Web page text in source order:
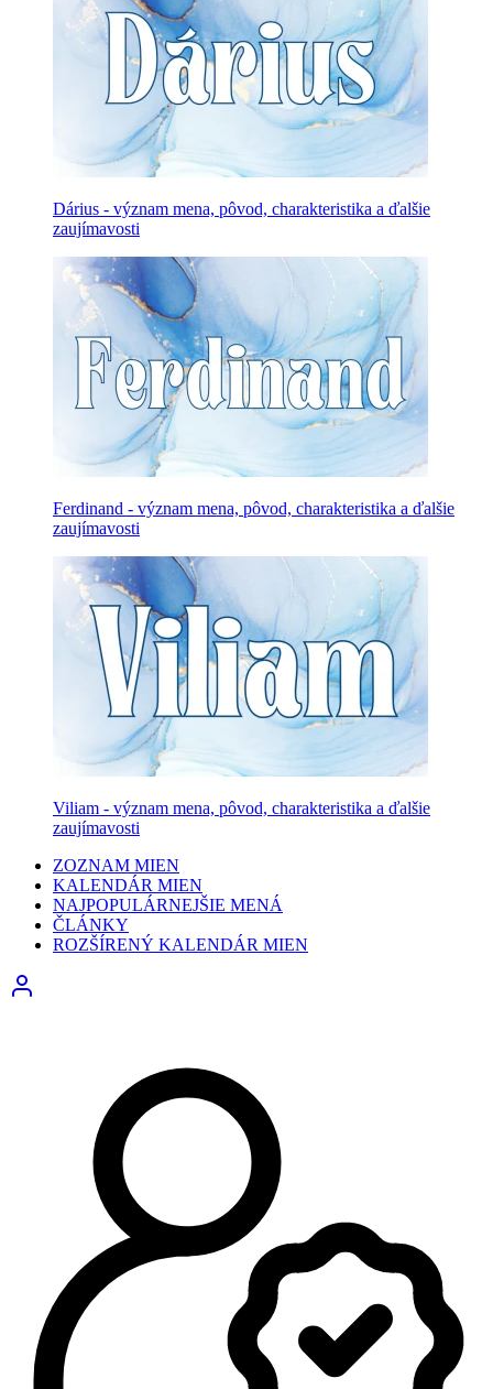
Dárius - význam mena, pôvod, charakteristika a ďalšie
zaujímavosti
Ferdinand - význam mena, pôvod, charakteristika a ďalšie
zaujímavosti
Viliam - význam mena, pôvod, charakteristika a ďalšie
zaujímavosti
ZOZNAM MIEN
KALENDÁR MIEN
NAJPOPULÁRNEJŠIE MENÁ
ČLÁNKY
ROZŠÍRENÝ KALENDÁR MIEN